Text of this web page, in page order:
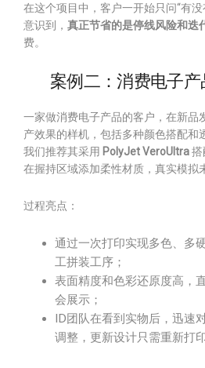
在这个项目中，客户一开始只问“有
意识到， 真正节省的是停线风险和迭
费。
案例二：消费电子
一家做消费电子产品的客户，在新品
产效果的样机，包括多种颜色搭配和
我们推荐其采用 PolyJet VeroUltra搭
在握持区域添加柔性材质，真实模拟
过程亮点：
通过一次打印实现多色、多
工拼装工序；
表面精度和色彩还原度高，
会展示；
ID团队在看到实物后，迅速
调整，更新设计只需重新打印